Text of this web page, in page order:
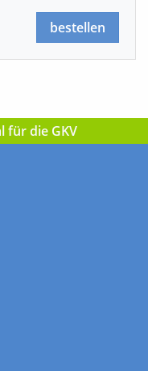
bestellen
für die GKV